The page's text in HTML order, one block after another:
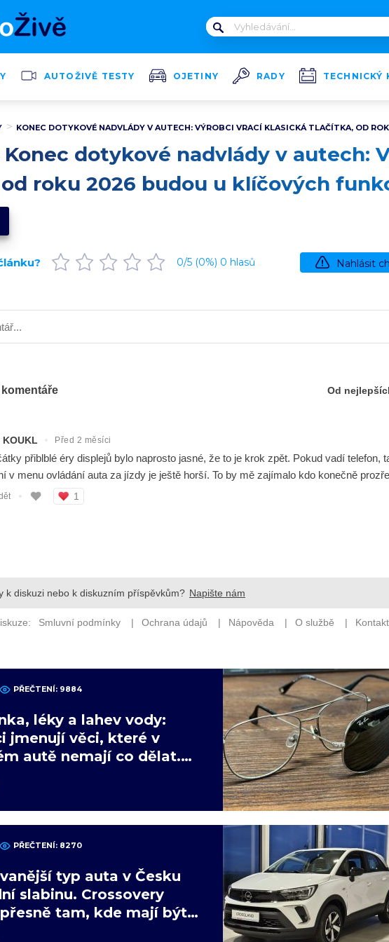
AUTOŽIVĚ TESTY OJETINY RADY TECHNICKÝ
KONEC DOTYKOVÉ NADVLÁDY V AUTECH: VÝROBCI VRACÍ KLASICKÁ TLAČÍTKA, OD
Konec dotykové nadvlády v autech:
roku 2026 budou u klíčových
0/5 (0%) 0 hlasů Nahlásit
PŘEČTENÍ: 9884
léky a lahev vody:
jmenují věci, které v
autě nemají co dělat.
PŘEČTENÍ: 8270
typ auta v Česku
slabinu. Crossovery
tam, kde mají být